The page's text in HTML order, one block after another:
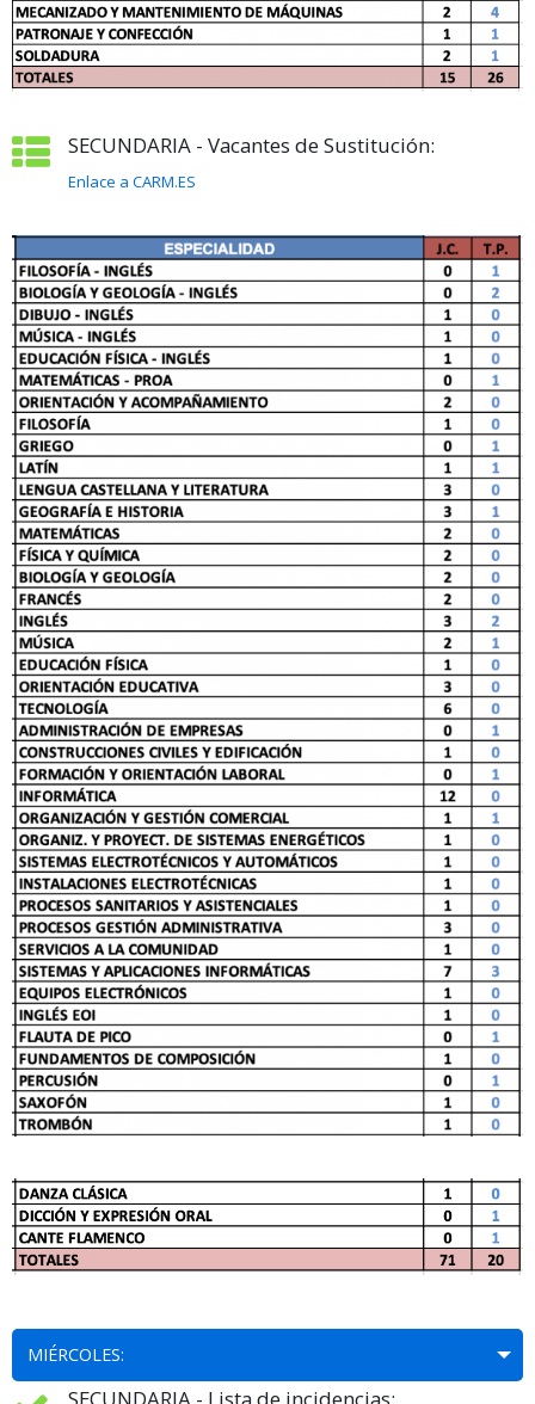
SECUNDARIA - Vacantes de Sustitución:
Enlace a CARM.ES
MIÉRCOLES:
SECUNDARIA - Lista de incidencias: